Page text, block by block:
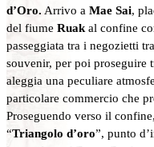
d’Oro. Arrivo a Mae Sai,
del fiume Ruak al confine
passeggiata tra i negozietti
souvenir, per poi proseguire
aleggia una peculiare
particolare commercio che
Proseguendo verso il
“Triangolo d’oro”, punto